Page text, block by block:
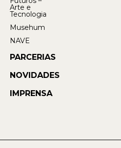
Arte e
Tecnologia
Musehum
NAVE
PARCERIAS
NOVIDADES
IMPRENSA